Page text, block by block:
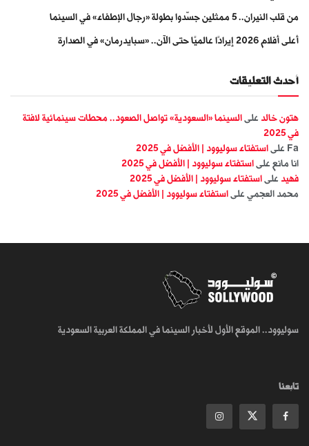
من قلب النيران.. 5 ممثلين جسّدوا بطولة «رجال الإطفاء» في السينما
أعلى أفلام 2026 إيرادًا عالميًا حتى الآن.. «سبايدرمان» في الصدارة
أحدث التعليقات
هتون خالد على السينما «السعودية» تواصل الصعود.. محطات سينمائية لافتة
في 2025
Fa على استفتاء سوليوود | الأفضل في 2025
انا مانع على استفتاء سوليوود | الأفضل في 2025
فهيد على استفتاء سوليوود | الأفضل في 2025
محمد العجمي على استفتاء سوليوود | الأفضل في 2025
سوليوود.. الموقع الأول لأخبار السينما في المملكة العربية السعودية
تابعنا